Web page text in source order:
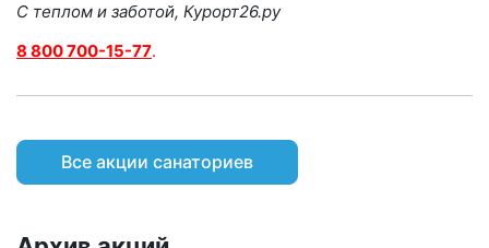
С теплом и заботой, Курорт26.ру
8 800 700-15-77.
Все акции санаториев